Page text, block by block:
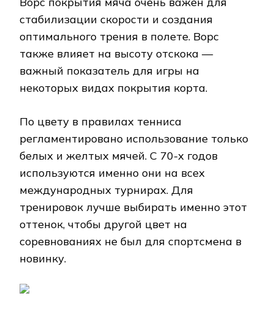
стабилизации скорости и создания
оптимального трения в полете. Ворс
также влияет на высоту отскока —
важный показатель для игры на
некоторых видах покрытия корта.
По цвету в правилах тенниса
регламентировано использование только
белых и желтых мячей. С 70-х годов
используются именно они на всех
международных турнирах. Для
тренировок лучше выбирать именно этот
оттенок, чтобы другой цвет на
соревнованиях не был для спортсмена в
новинку.